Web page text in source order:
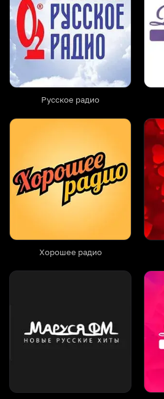
Русское радио
Хорошее радио